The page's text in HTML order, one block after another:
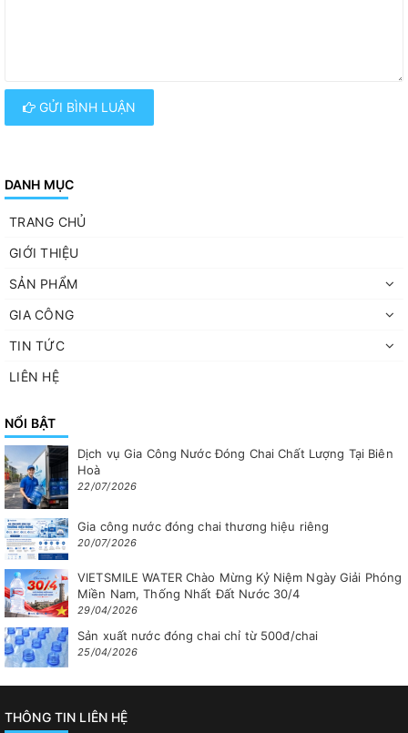
GỬI BÌNH LUẬN
DANH MỤC
TRANG CHỦ
GIỚI THIỆU
SẢN PHẨM
GIA CÔNG
TIN TỨC
LIÊN HỆ
NỔI BẬT
Dịch vụ Gia Công Nước Đóng Chai Chất Lượng Tại Biên
Hoà
22/07/2026
Gia công nước đóng chai thương hiệu riêng
20/07/2026
VIETSMILE WATER Chào Mừng Kỷ Niệm Ngày Giải Phóng
Miền Nam, Thống Nhất Đất Nước 30/4
29/04/2026
Sản xuất nước đóng chai chỉ từ 500đ/chai
25/04/2026
THÔNG TIN LIÊN HỆ